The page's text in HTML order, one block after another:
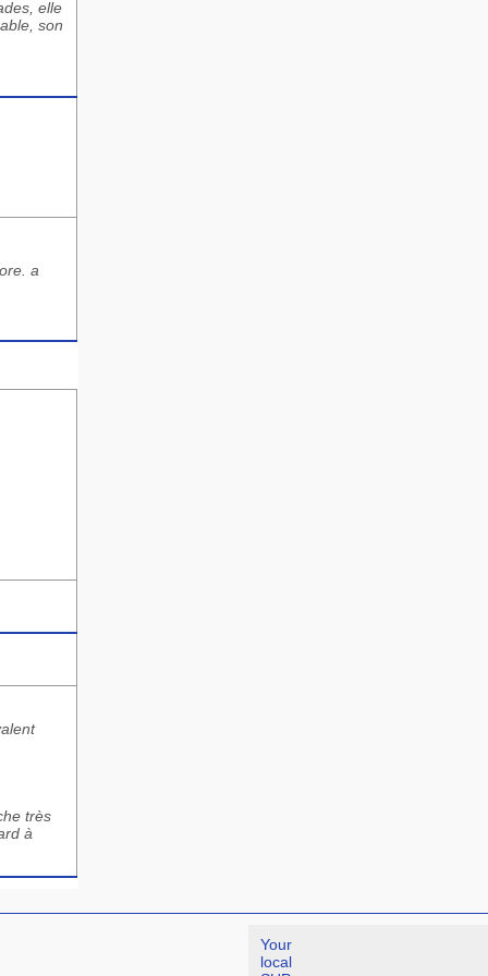
elle
son
a
très
à
Your
local